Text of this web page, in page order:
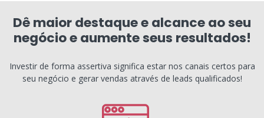
Dê maior destaque e alcance ao seu
negócio e aumente seus resultados!
Investir de forma assertiva significa estar nos canais certos para
seu negócio e gerar vendas através de leads qualificados!